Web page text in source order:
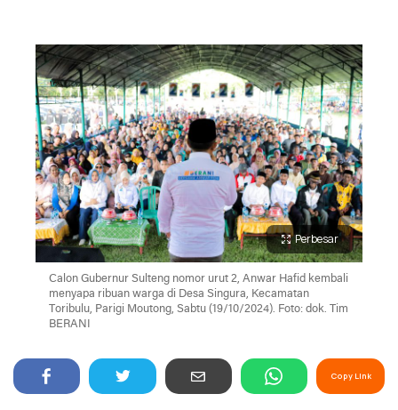
Perbesar
Calon Gubernur Sulteng nomor urut 2, Anwar Hafid kembali
menyapa ribuan warga di Desa Singura, Kecamatan
Toribulu, Parigi Moutong, Sabtu (19/10/2024). Foto: dok. Tim
BERANI
Copy Link